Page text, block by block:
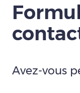
Avez-vous